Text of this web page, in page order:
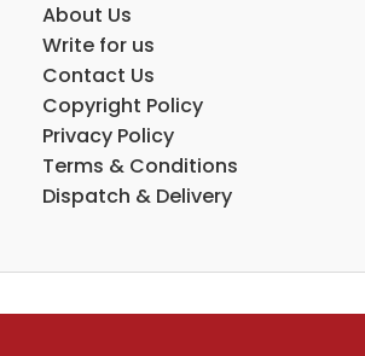
About Us
Write for us
Contact Us
Copyright Policy
Privacy Policy
Terms & Conditions
Dispatch & Delivery